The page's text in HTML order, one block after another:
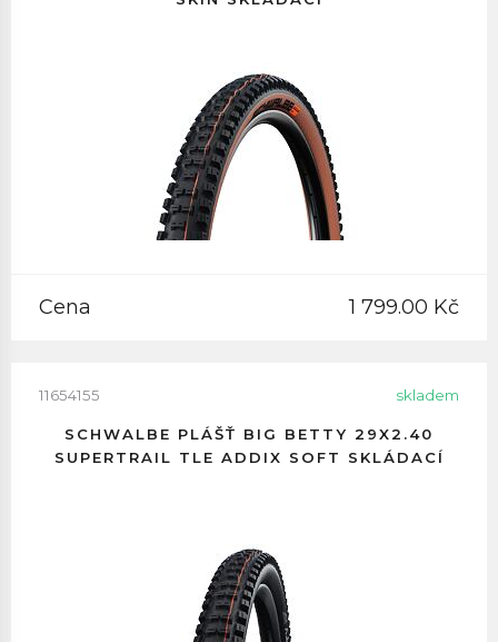
Cena 1 799.00 Kč
11654155 skladem
SCHWALBE PLÁŠŤ BIG BETTY 29X2.40
SUPERTRAIL TLE ADDIX SOFT SKLÁDACÍ